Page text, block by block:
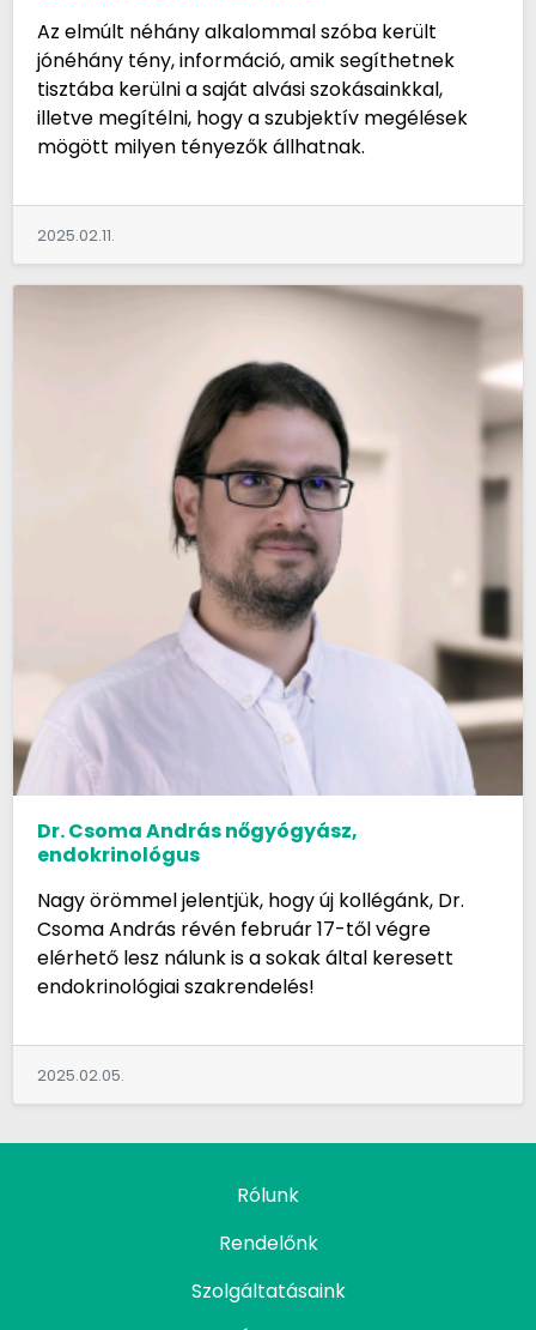
Az elmúlt néhány alkalommal szóba került
jónéhány tény, információ, amik segíthetnek
tisztába kerülni a saját alvási szokásainkkal,
illetve megítélni, hogy a szubjektív megélések
mögött milyen tényezők állhatnak.
2025.02.11.
Dr. Csoma András nőgyógyász,
endokrinológus
Nagy örömmel jelentjük, hogy új kollégánk, Dr.
Csoma András révén február 17-től végre
elérhető lesz nálunk is a sokak által keresett
endokrinológiai szakrendelés!
2025.02.05.
Rólunk
Rendelőnk
Szolgáltatásaink